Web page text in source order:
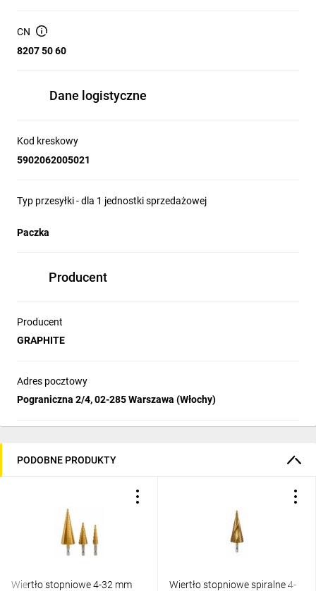
CN
8207 50 60
Dane logistyczne
Kod kreskowy
5902062005021
Typ przesyłki - dla 1 jednostki sprzedażowej
Paczka
Producent
Producent
GRAPHITE
Adres pocztowy
Pograniczna 2/4, 02-285 Warszawa (Włochy)
PODOBNE PRODUKTY
Wiertło stopniowe 4-32 mm
Wiertło stopniowe spiralne 4-